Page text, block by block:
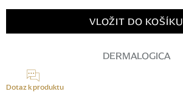
VLOŽIT DO KOŠÍKU
DERMALOGICA
Dotaz k produktu